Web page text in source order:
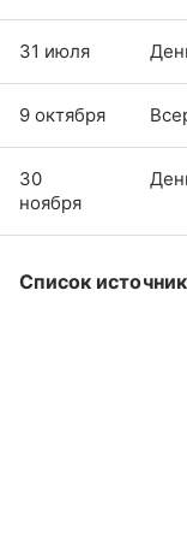
31 июля
9 октября
30
ноября
Список